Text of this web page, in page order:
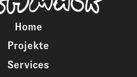
Home
Projekte
Services